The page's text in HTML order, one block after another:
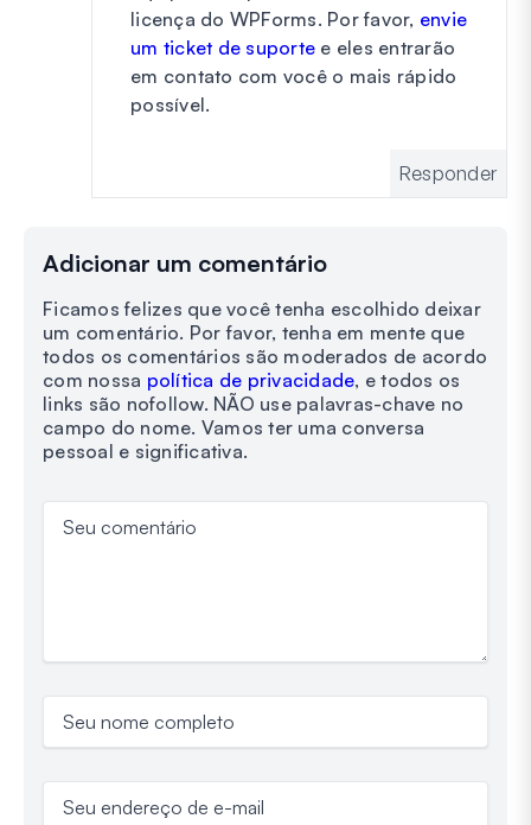
licença do WPForms. Por favor, envie
um ticket de suporte e eles entrarão
em contato com você o mais rápido
possível.
Responder
Adicionar um comentário
Ficamos felizes que você tenha escolhido deixar
um comentário. Por favor, tenha em mente que
todos os comentários são moderados de acordo
com nossa política de privacidade, e todos os
links são nofollow. NÃO use palavras-chave no
campo do nome. Vamos ter uma conversa
pessoal e significativa.
Seu comentário
Seu nome completo
Seu endereço de e-mail